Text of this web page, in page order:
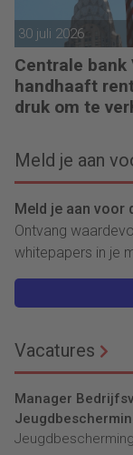
30 juli 2026
Centrale bank
handhaaft
druk om te
Meld je aan
Meld je aan voor
Ontvang
whitepapers in je
Vacatures
Manager